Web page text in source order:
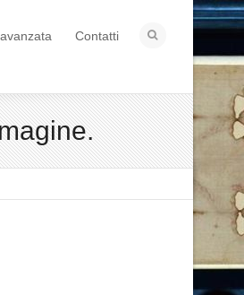
Contatti